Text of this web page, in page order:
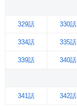
329話 330話
334話 335話
339話 340話
341話 342話